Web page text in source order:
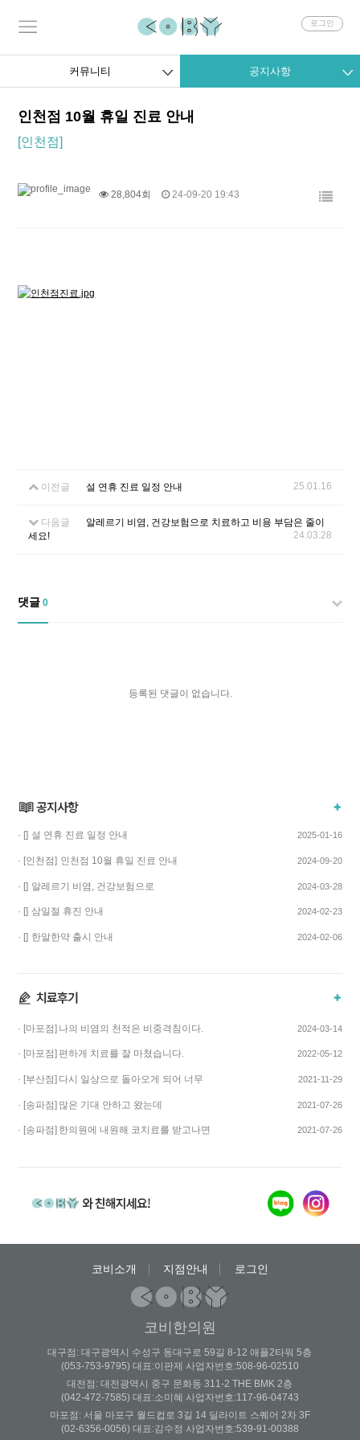
회로그인
커뮤니티 공지사항
인천점 10월 휴일 진료 안내
[인천점]
28,804회 24-09-20 19:43
이전글 설 연휴 진료 일정 안내 25.01.16
다음글
알레르기 비염, 건강보험으로 치료하고 비용 부담은 줄이
세요!
24.03.28
댓글 0
등록된 댓글이 없습니다.
· [] 설 연휴 진료 일정 안내 2025-01-16
· [인천점] 인천점 10월 휴일 진료 안내 2024-09-20
· [] 알레르기 비염, 건강보험으로
2024-03-28
· [] 삼일절 휴진 안내 2024-02-23
· [] 한알한약 출시 안내 2024-02-06
· [마포점] 나의 비염의 천적은 비중격침이다. 2024-03-14
· [마포점] 편하게 치료를 잘 마쳤습니다. 2022-05-12
· [부산점] 다시 일상으로 돌아오게 되어 너무
2021-11-29
· [송파점] 많은 기대 안하고 왔는데
2021-07-26
· [송파점] 한의원에 내원해 코치료를 받고나면
2021-07-26
코비소개 지점안내 로그인
코비한의원
대구점: 대구광역시 수성구 동대구로 59길 8-12 애플2타워 5층
(053-753-9795) 대표:이판제 사업자번호:508-96-02510
대전점: 대전광역시 중구 문화동 311-2 THE BMK 2층
(042-472-7585) 대표:소미혜 사업자번호:117-96-04743
마포점: 서울 마포구 월드컵로 3길 14 딜라이트 스퀘어 2차 3F
(02-6356-0056) 대표:김수정 사업자번호:539-91-00388